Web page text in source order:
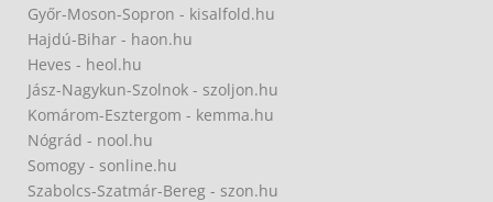
Győr-Moson-Sopron - kisalfold.hu
Hajdú-Bihar - haon.hu
Heves - heol.hu
Jász-Nagykun-Szolnok - szoljon.hu
Komárom-Esztergom - kemma.hu
Nógrád - nool.hu
Somogy - sonline.hu
Szabolcs-Szatmár-Bereg - szon.hu